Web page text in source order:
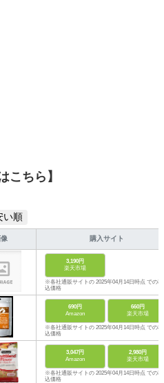
こちら】
い順
購入サイト
3,190円
楽天市場
※各社通販サイトの 2025年04月14日時点 での税
込価格
690円
Amazon
660円
楽天市場
※各社通販サイトの 2025年04月14日時点 での税
込価格
3,047円
Amazon
2,980円
楽天市場
※各社通販サイトの 2025年04月14日時点 での税
込価格